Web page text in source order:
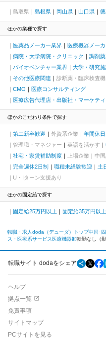
鳥取県 島根県 岡山県 山口県
ほかの業種で探す
医薬品メーカー業界 医療機器メー
病院・大学病院・クリニック
調剤
バイオベンチャー業界
大学・研究
その他医療関連
診断薬・臨床検査
CMO
医療コンサルティング
医療広告代理店・出版社・マーケテ
ほかのこだわり条件で探す
第二新卒歓迎 外資系企業 年間休
管理職・マネジャー
英語を活かす
社宅・家賃補助制度
上場企業 中
完全週休2日制
職種未経験歓迎 土
U・Iターン支援あり
ほかの固定給で探す
固定給25万円以上 固定給35万円以上
転職・求人doda（デューダ）トップ中国･四
ス・医療系サービス 医療機器卸転勤なし（
転職サイト dodaをシェア
ヘルプ
拠点一覧
免責事項
サイトマップ
PCサイトを見る